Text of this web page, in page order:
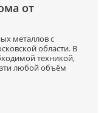
от
металлов с
области. В
техникой,
любой объём